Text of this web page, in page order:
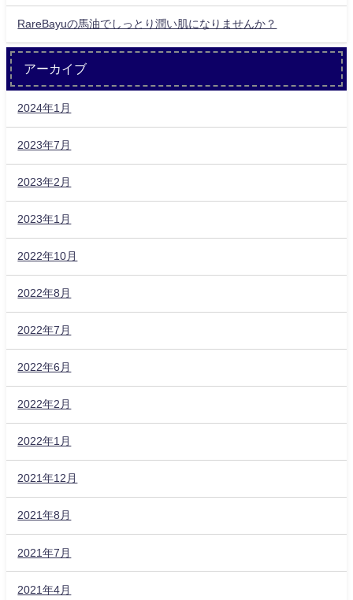
RareBayuの馬油でしっとり潤い肌になりませんか？
アーカイブ
2024年1月
2023年7月
2023年2月
2023年1月
2022年10月
2022年8月
2022年7月
2022年6月
2022年2月
2022年1月
2021年12月
2021年8月
2021年7月
2021年4月